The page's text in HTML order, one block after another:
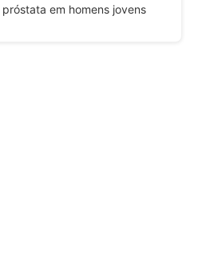
em homens jovens